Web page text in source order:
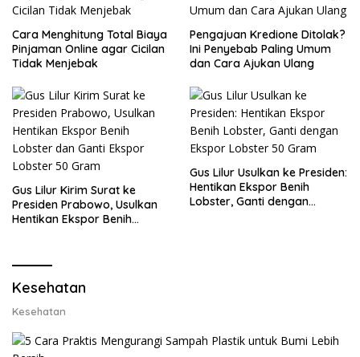
Cara Menghitung Total Biaya
Pinjaman Online agar Cicilan
Tidak Menjebak
Pengajuan Kredione Ditolak?
Ini Penyebab Paling Umum
dan Cara Ajukan Ulang
Gus Lilur Kirim Surat ke
Presiden Prabowo, Usulkan
Hentikan Ekspor Benih
Gus Lilur Usulkan ke Presiden:
Hentikan Ekspor Benih
Lobster, Ganti dengan
Kesehatan
Kesehatan